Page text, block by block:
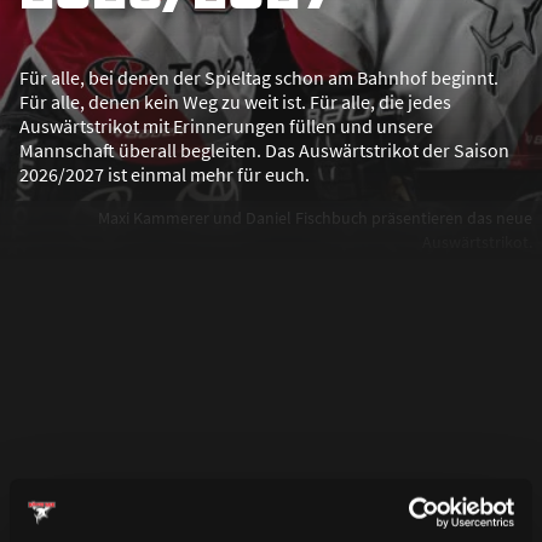
Maxi Kammerer und Daniel Fischbuch präsentieren das neue
Für alle, bei denen der Spieltag schon am Bahnhof beginnt.
Für alle, denen kein Weg zu weit ist. Für alle, die jedes
Auswärtstrikot mit Erinnerungen füllen und unsere
Mannschaft überall begleiten. Das Auswärtstrikot der Saison
2026/2027 ist einmal mehr für euch.